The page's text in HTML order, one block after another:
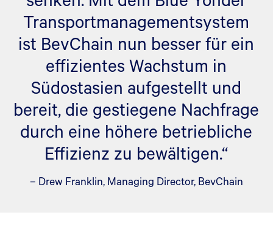
Transportmanagementsystem
ist BevChain nun besser für ein
effizientes Wachstum in
Südostasien aufgestellt und
bereit, die gestiegene Nachfrage
durch eine höhere betriebliche
Effizienz zu bewältigen.“
– Drew Franklin, Managing Director, BevChain